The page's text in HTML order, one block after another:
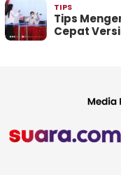
TIPS
Tips
Cepat